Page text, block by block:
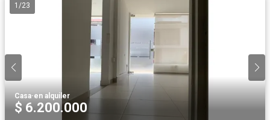
1 /23
Casa·en alquiler
$ 6.200.000